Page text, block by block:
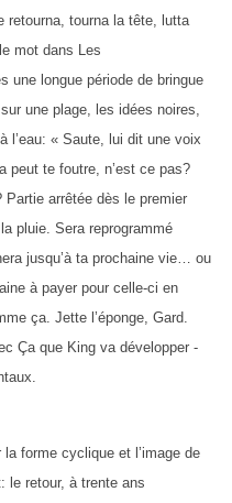
retourna, tourna la tête, lutta
mot dans Les
une longue période de bringue
une plage, les idées noires,
l’eau: « Saute, lui dit une voix
peut te foutre, n’est ce pas?
Partie arrêtée dès le premier
pluie. Sera reprogrammé
jusqu’à ta prochaine vie… ou
à payer pour celle-ci en
ça. Jette l’éponge, Gard.
Ça que King va développer -
forme cyclique et l’image de
le retour, à trente ans